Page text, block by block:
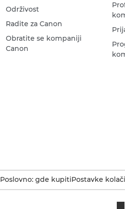
Održivost
Radite za Canon
Obratite se kompaniji
Canon
Poslovno: gde kupitiPostavke